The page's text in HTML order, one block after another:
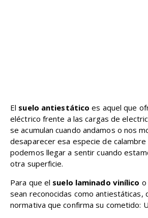
El suelo antiestático es aquel que
eléctrico frente a las cargas de
se acumulan cuando andamos o nos
desaparecer esa especie de calambre
podemos llegar a sentir cuando
otra superficie.
Para que el suelo laminado vinílico o
sean reconocidas como antiestáticas,
normativa que confirma su cometido: